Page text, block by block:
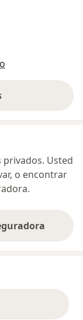
privados. Usted
o encontrar